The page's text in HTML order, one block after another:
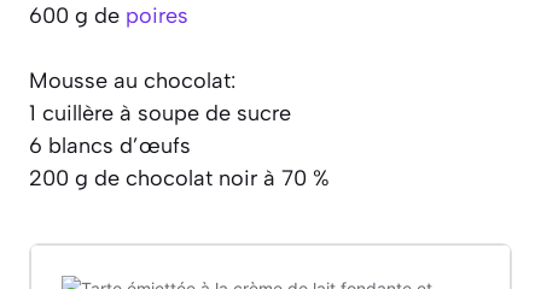
600 g de poires
Mousse au chocolat:
1 cuillère à soupe de sucre
6 blancs d’œufs
200 g de chocolat noir à 70 %